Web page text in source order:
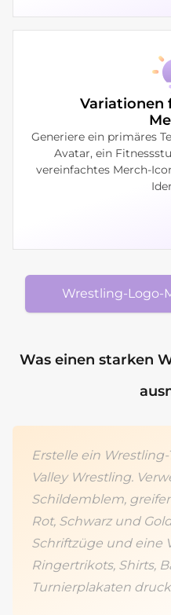
Variationen
Generiere ein primäres
Avatar, ein
vereinfachtes Merch-
Wrestling-Logo-
Was einen starken
Erstelle ein
Valley Wrestling.
Schildemblem,
Rot, Schwarz und
Schriftzüge und eine
Ringertrikots, Shirts,
Turnierplakaten